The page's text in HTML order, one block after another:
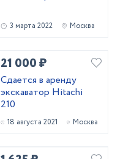
3 марта 2022 Москва
21 000 ₽
Сдается в аренду
экскаватор Hitachi
210
18 августа 2021 Москва